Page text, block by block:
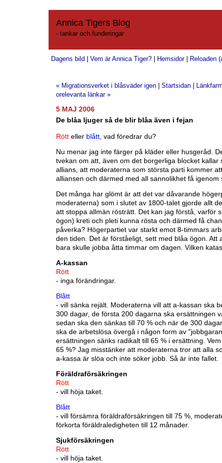
Annica Tigers Blog
- tankar och funderingar
Dagens bild Vem är Annica Tiger? Hemsidor| Reloaden
« Migrationsverket i blåsväder igen Startsidan
orelevanta länkar »
5 MAJ 2006
De blåa ljuger så de blir blåa även i fejan
Rött eller blått, vad föredrar du?
Nu menar jag inte färger på kläder eller husgeråd.
tvekan om att, även om det borgerliga blocket kallar
allians, att moderaterna som största parti kommer
alliansen och därmed med all sannolikhet få igenom
Det många har glömt är att det var dåvarande
moderaterna) som i slutet av 1800-talet gjorde allt
att stoppa allmän rösträtt. Det kan jag förstå, varför
ögon) kreti och pleti kunna rösta och därmed få
påverka? Högerpartiet var starkt emot 8-timmars
den tiden. Det är förståeligt, sett med blåa ögon. Att
bara skulle jobba åtta timmar om dagen. Vilken
A-kassan
Rött
- inga förändringar.
Blått
- vill sänka rejält. Moderaterna vill att a-kassan ska
300 dagar, de första 200 dagarna ska ersättningen
sedan ska den sänkas till 70 % och när de 300
ska de arbetslösa övergå i någon form av
ersättningen sänks radikalt till 65 % i ersättning.
65 %? Jag misstänker att moderaterna tror att alla
a-kassa är slöa och inte söker jobb. Så är inte fallet.
Föräldraförsäkringen
Rött
- vill höja taket.
Blått
- vill försämra föräldraförsäkringen till 75 %,
förkorta föräldraledigheten till 12 månader.
Sjukförsäkringen
Rött
- vill höja taket.